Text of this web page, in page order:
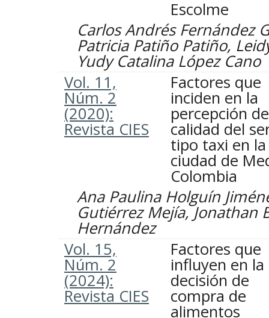
Escolme
Carlos Andrés Fernández
Patricia Patiño Patiño,
Yudy Catalina López Cano
Vol. 11,
Núm. 2
(2020):
Revista CIES
Factores que
inciden en la
percepción
calidad del
tipo taxi en la
ciudad de
Colombia
Ana Paulina Holguín
Gutiérrez Mejía, Jonathan
Hernández
Vol. 15,
Núm. 2
(2024):
Revista CIES
Factores que
influyen en la
decisión de
compra de
alimentos